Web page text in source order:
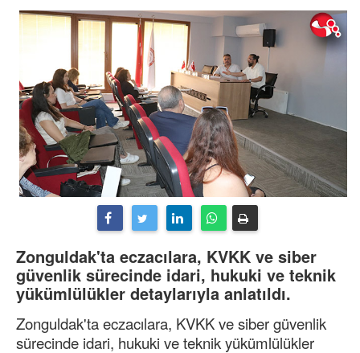
Zonguldak'ta eczacılara, KVKK ve siber
güvenlik sürecinde idari, hukuki ve teknik
yükümlülükler detaylarıyla anlatıldı.
Zonguldak'ta eczacılara, KVKK ve siber güvenlik
sürecinde idari, hukuki ve teknik yükümlülükler